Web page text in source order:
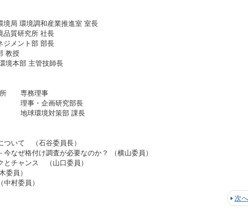
境局 環境調和産業推進室 室長
品質研究所 社長
ジメント部 部長
教授
境本部 主管技師長
専務理事
理事・企画研究部長
地球環境対策部 課長
ついて （石谷委員長）
なぜ格付け調査が必要なのか？ （横山委員）
とチャンス （山口委員）
委員）
村委員）
次へ